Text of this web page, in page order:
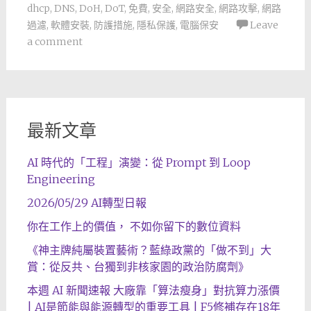
dhcp, DNS, DoH, DoT, 免費, 安全, 網路安全, 網路攻擊, 網路
過濾, 軟體安裝, 防護措施, 隱私保護, 電腦保安
Leave
a comment
最新文章
AI 時代的「工程」演變：從 Prompt 到 Loop
Engineering
2026/05/29 AI轉型日報
你在工作上的價值， 不如你留下的數位資料
《神主牌純屬裝置藝術？藍綠政黨的「做不到」大
賞：從反共、台獨到非核家園的政治防腐劑》
本週 AI 新聞速報 大廠靠「算法瘦身」對抗算力漲價
| AI是節能與能源轉型的重要工具 | F5修補存在18年